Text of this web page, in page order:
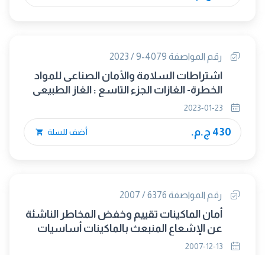
رقم المواصفة 4079-9 / 2023
اشتراطات السلامة والأمان الصناعى للمواد
الخطرة- الغازات الجزء التاسع : الغاز الطبيعى
المضغوط والمسال
430 ج.م. أضف للسلة
رقم المواصفة 6376 / 2007
أمان الماكينات تقييم وخفض المخاطر الناشئة
عن الإشعاع المنبعث بالماكينات أساسيات
عامة